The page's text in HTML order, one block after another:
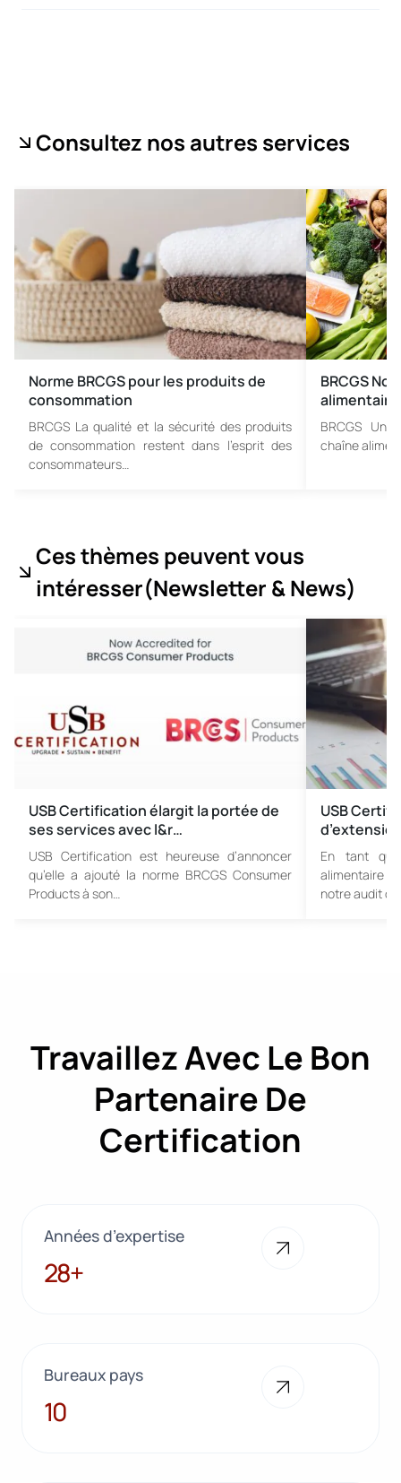
Consultez nos autres services
Norme BRCGS pour les produits de
consommation
BRCGS La qualité et la sécurité des produits
de consommation restent dans l’esprit des
consommateurs…
BRCGS
alimentaire
BRCGS Un
chaîne
Ces thèmes peuvent vous
intéresser(Newsletter & News)
USB Certification élargit la portée de
ses services avec l&r…
USB Certification est heureuse d’annoncer
qu’elle a ajouté la norme BRCGS Consumer
Products à son…
USB
En tant
alimentaire
notre audit
Travaillez Avec Le Bon
Partenaire De
Certification
Années d’expertise
28+
28+
Bureaux pays
10
10